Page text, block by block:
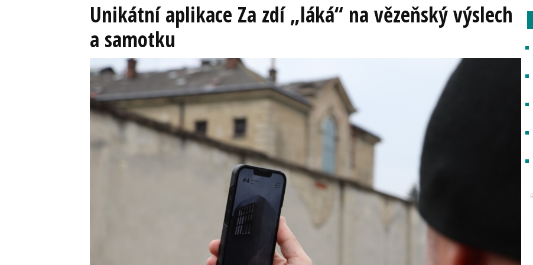
Unikátní aplikace Za zdí „láká“ na vězeňský výslech
a samotku